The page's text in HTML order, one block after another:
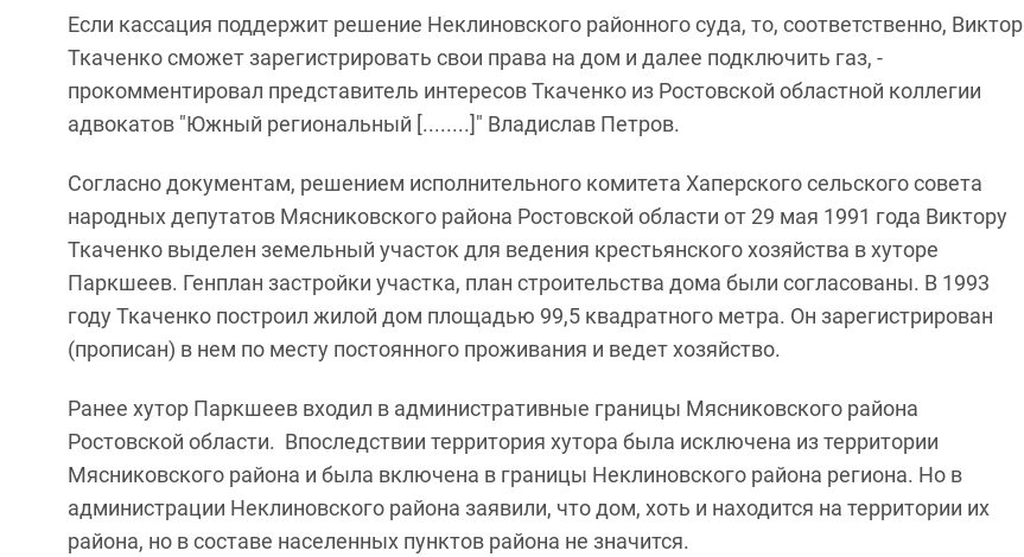
Если кассация поддержит решение Неклиновского районного суда, то, соответственно, Виктор
Ткаченко сможет зарегистрировать свои права на дом и далее подключить газ, -
прокомментировал представитель интересов Ткаченко из Ростовской областной коллегии
адвокатов "Южный региональный [........]" Владислав Петров.
Согласно документам, решением исполнительного комитета Хаперского сельского совета
народных депутатов Мясниковского района Ростовской области от 29 мая 1991 года Виктору
Ткаченко выделен земельный участок для ведения крестьянского хозяйства в хуторе
Паркшеев. Генплан застройки участка, план строительства дома были согласованы. В 1993
году Ткаченко построил жилой дом площадью 99,5 квадратного метра. Он зарегистрирован
(прописан) в нем по месту постоянного проживания и ведет хозяйство.
Ранее хутор Паркшеев входил в административные границы Мясниковского района
Ростовской области. Впоследствии территория хутора была исключена из территории
Мясниковского района и была включена в границы Неклиновского района региона. Но в
администрации Неклиновского района заявили, что дом, хоть и находится на территории их
района, но в составе населенных пунктов района не значится.